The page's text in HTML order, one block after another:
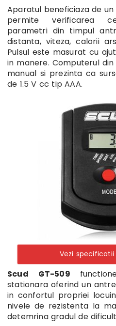
Aparatul beneficiaza de
permite verificarea
parametri din timpul
distanta, viteza, calorii
Pulsul este masurat cu
in manere. Computerul
manual si prezinta ca
de 1.5 V cc tip AAA.
Vezi
Scud GT-509
stationara oferind un
in confortul propriei
nivele de rezistenta la
detemrina gradul de